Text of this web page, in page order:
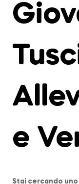
e
Stai cercando uno